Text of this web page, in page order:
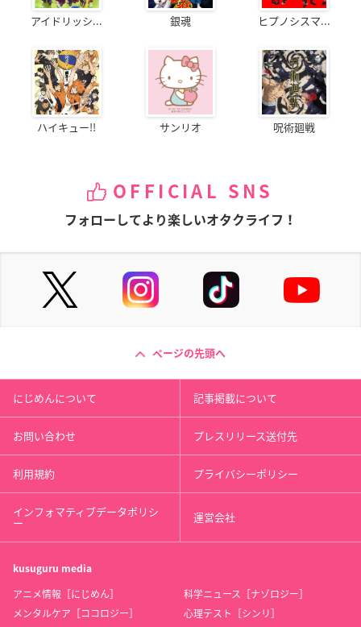
アイドリッシ... 銀魂 ヒプノシスマ...
ハイキュー!! サンリオ 呪術廻戦
OFFICIAL SNS
フォローしてより楽しいオタクライフ！
ページの先頭へ
にじめんについて 記事掲載について
お問い合わせ プレスリリース送付先
利用規約 プライバシーポリシー
インフォマティブデータポリシ
ー 運営会社
kusuguru media
アニメ情報［にじめん］
科学ニュース［ナゾロジー］
メンタルケア［ココロジー］
心理テスト［シンリ］